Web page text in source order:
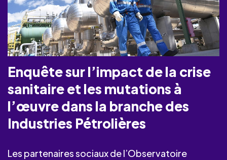
Enquête sur l’impact de la crise
sanitaire et les mutations à
l’œuvre dans la branche des
Industries Pétrolières
Les partenaires sociaux de l’Observatoire